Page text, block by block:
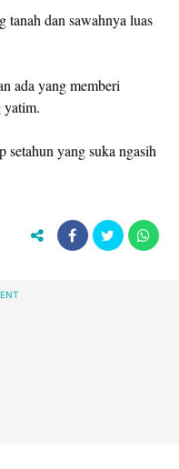
tanah dan sawahnya luas
ada yang memberi
yatim.
setahun yang suka ngasih